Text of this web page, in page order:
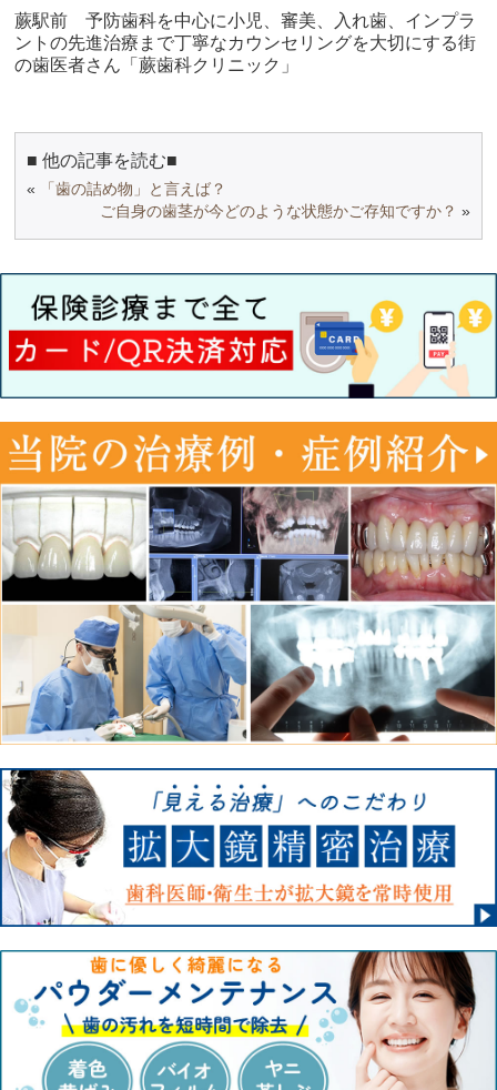
蕨駅前 予防歯科を中心に小児、審美、入れ歯、インプラ
ントの先進治療まで丁寧なカウンセリングを大切にする街
の歯医者さん「蕨歯科クリニック」
■ 他の記事を読む■
«
「歯の詰め物」と言えば？
ご自身の歯茎が今どのような状態かご存知ですか？ »